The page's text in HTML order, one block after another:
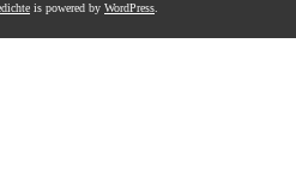
is powered by WordPress